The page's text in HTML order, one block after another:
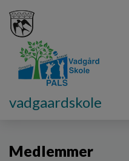
vadgaardskole
Skolebestyrelsen
Medlemmer